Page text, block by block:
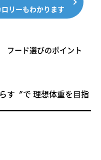
もわかります
フード選びのポイント
す〞で 理想体重を目指